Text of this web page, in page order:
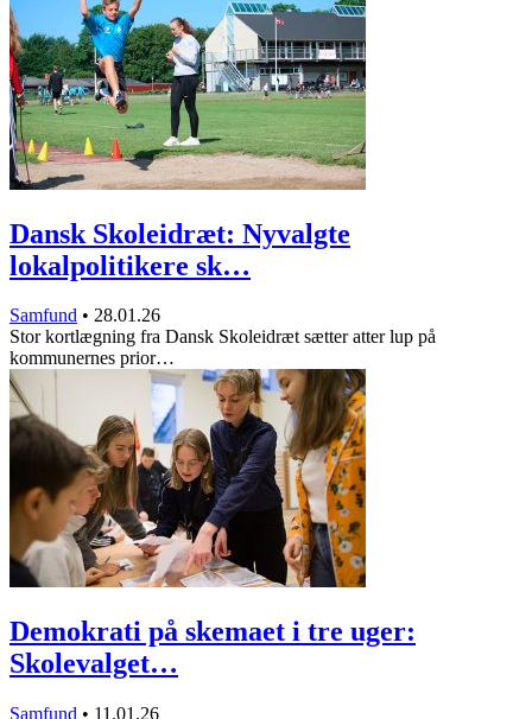
Dansk Skoleidræt: Nyvalgte
lokalpolitikere sk…
Samfund • 28.01.26
Stor kortlægning fra Dansk Skoleidræt sætter atter lup på
kommunernes prior…
Demokrati på skemaet i tre uger:
Skolevalget…
Samfund • 11.01.26